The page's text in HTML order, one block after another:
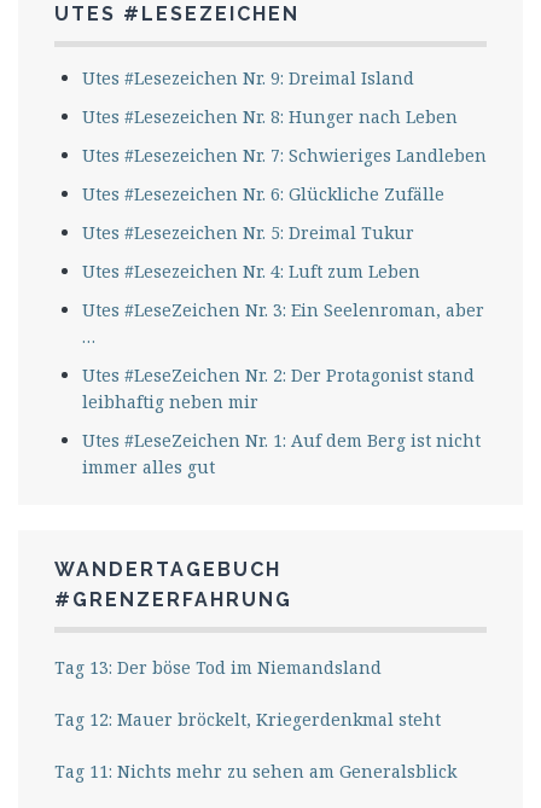
UTES #LESEZEICHEN
Utes #Lesezeichen Nr. 9: Dreimal Island
Utes #Lesezeichen Nr. 8: Hunger nach Leben
Utes #Lesezeichen Nr. 7: Schwieriges Landleben
Utes #Lesezeichen Nr. 6: Glückliche Zufälle
Utes #Lesezeichen Nr. 5: Dreimal Tukur
Utes #Lesezeichen Nr. 4: Luft zum Leben
Utes #LeseZeichen Nr. 3: Ein Seelenroman, aber
…
Utes #LeseZeichen Nr. 2: Der Protagonist stand
leibhaftig neben mir
Utes #LeseZeichen Nr. 1: Auf dem Berg ist nicht
immer alles gut
WANDERTAGEBUCH
#GRENZERFAHRUNG
Tag 13: Der böse Tod im Niemandsland
Tag 12: Mauer bröckelt, Kriegerdenkmal steht
Tag 11: Nichts mehr zu sehen am Generalsblick